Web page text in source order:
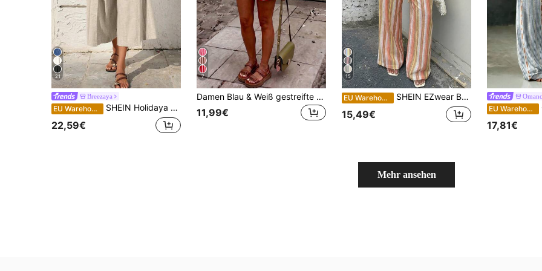
21
Breezaya
EU Warehouse SHEIN Holidaya Damen Casual Leinen Caprihose, geeignet für Lässig, Strand und Zuhause
22,59€
7
Damen Blau & Weiß gestreifte gewebte weite Beine Casual Strandhose, Damen lässige Sommer kühle Shorts für Strandurlaub Rot
11,99€
15
EU Warehouse SHEIN EZwear Bunte gestreifte gewebte Damenhosen, bunte Schlaghosen, boho-lässige Loungehosen, Weite Beine gestreifte Hosen, Damenhosen mit hoher Taille, Hosen mit Tunnelzug in der Taille
15,49€ EU Warehouse
17,81€
Mehr ansehen